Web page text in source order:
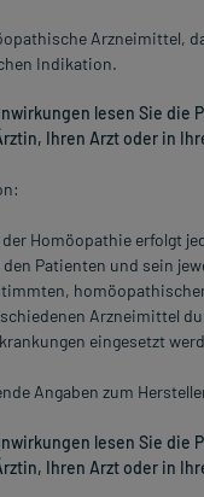
Arzneimittel,
Indikation.
lesen Sie die
Ihren Arzt oder in
Homöopathie erfolgt
Patienten und sein
Arzneimittel
eingesetzt
Angaben zum
lesen Sie die
Ihren Arzt oder in